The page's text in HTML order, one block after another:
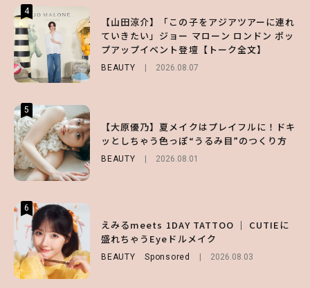
4
【山田涼介】「この子をアジアツアーに連れ
ていきたい」ジョー マローン ロンドン ポッ
プアップイベント登壇【トーク全文】
BEAUTY 2026.08.07
5
【大原優乃】夏メイクはプレイフルに！ドキ
ッとしちゃう色っぽ“うるみ目”のつくり方
BEAUTY 2026.08.01
6
えみるmeets 1DAY TATTOO ｜ CUTIEに
盛れちゃうEyeドルメイク
BEAUTY Sponsored 2026.08.03
4
【スタバ】約160通りのカスタマイズができ
る⁉ 39店舗限定『My フルーツ³ フラペチー
ノ®』を徹底レポ♡
LIFESTYLE 2026.07.30
5
【SNIDEL】長濱ねるとロマンティックトラ
ッドな秋はじめ｜2026秋の新作コーデ4選
FASHION Sponsored
6
【ALD1】グループの魅力＆素顔に迫る♡ 一
問一答をお届け！【sweet web独占】
ENTERTAINMENT 2026.08.03
4
【ハローキティ】がスシローと初コラボ♡
第1弾の気になるメニュー＆限定グッズを総
チェック！
LIFESTYLE 2026.07.31
5
月直伝♡ ドライシャンプー「バティスト」
を使ったプロ級スタイリング3選
Sponsored
6
【GU】夏の“主役級”アイテム決定！ヘルシ
ー＆可愛すぎる「大人の肌見せ」トップス3
選
2026.07.19